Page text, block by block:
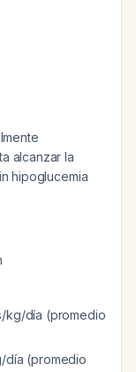
alcanzar la
hipoglucemia
kg/día (promedio
día (promedio